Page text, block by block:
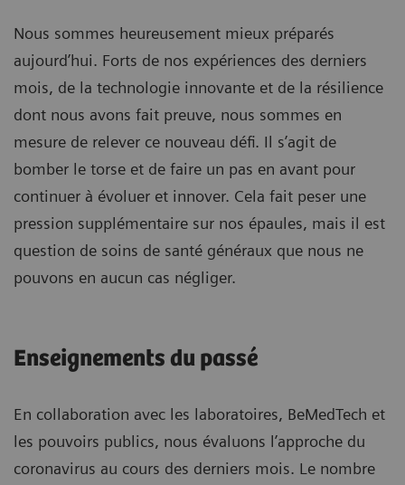
Nous sommes heureusement mieux préparés
aujourd’hui. Forts de nos expériences des derniers
mois, de la technologie innovante et de la résilience
dont nous avons fait preuve, nous sommes en
mesure de relever ce nouveau défi. Il s’agit de
bomber le torse et de faire un pas en avant pour
continuer à évoluer et innover. Cela fait peser une
pression supplémentaire sur nos épaules, mais il est
question de soins de santé généraux que nous ne
pouvons en aucun cas négliger.
Enseignements du passé
En collaboration avec les laboratoires, BeMedTech et
les pouvoirs publics, nous évaluons l’approche du
coronavirus au cours des derniers mois. Le nombre